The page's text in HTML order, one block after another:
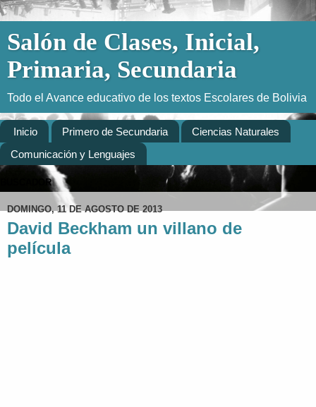
Salón de Clases, Inicial,
Primaria, Secundaria
Todo el Avance educativo de los textos Escolares de Bolivia
Inicio Primero de Secundaria
Ciencias Naturales
Comunicación y Lenguajes
BUSCADOR
DOMINGO, 11 DE AGOSTO DE 2013
David Beckham un villano de
película